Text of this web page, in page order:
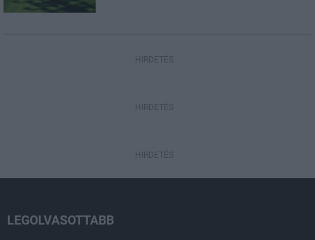
HIRDETÉS
HIRDETÉS
HIRDETÉS
LEGOLVASOTTABB